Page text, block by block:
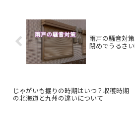
雨戸の騒音対
閉めでうるさ
じゃがいも掘りの時期はいつ？収穫時期
の北海道と九州の違いについて